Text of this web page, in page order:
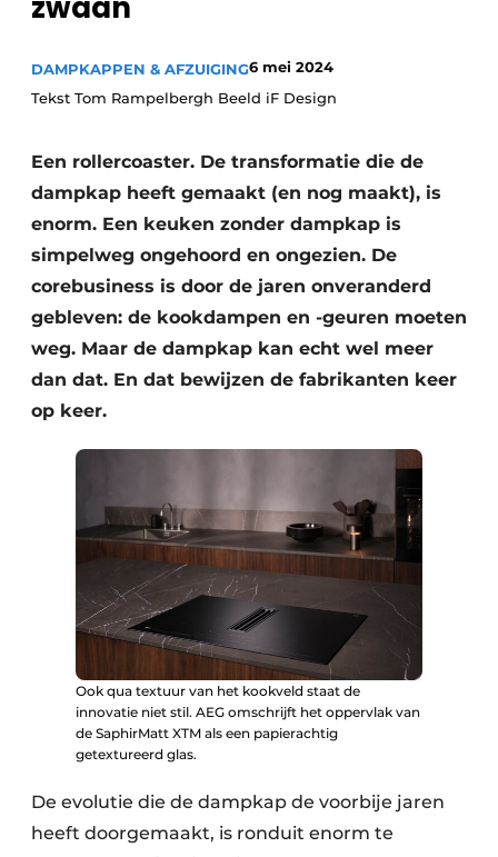
Privacy / Cookie statement
DAMPKAPPEN & AFZUIGING6 mei 2024
Tekst Tom Rampelbergh Beeld iF Design
Een rollercoaster. De transformatie die de
dampkap heeft gemaakt (en nog maakt), is
enorm. Een keuken zonder dampkap is
simpelweg ongehoord en ongezien. De
corebusiness is door de jaren onveranderd
gebleven: de kookdampen en -geuren moeten
weg. Maar de dampkap kan echt wel meer
dan dat. En dat bewijzen de fabrikanten keer
op keer.
Ook qua textuur van het kookveld staat de
innovatie niet stil. AEG omschrijft het oppervlak van
de SaphirMatt XTM als een papierachtig
getextureerd glas.
De evolutie die de dampkap de voorbije jaren
heeft doorgemaakt, is ronduit enorm te